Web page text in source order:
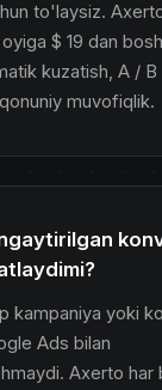
to'laysiz.
$ 19 dan
kuzatish, A /
muvofiqlik.
kampaniya yoki
Ads bilan
Axerto har